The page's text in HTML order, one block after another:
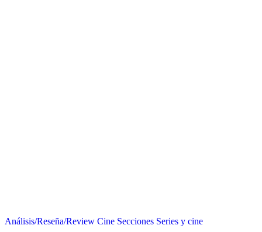
Análisis/Reseña/Review Cine Secciones Series y cine